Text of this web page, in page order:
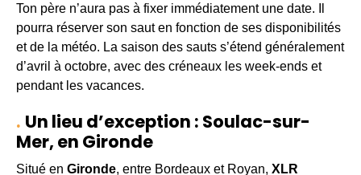
Ton père n’aura pas à fixer immédiatement une date. Il
pourra réserver son saut en fonction de ses disponibilités
et de la météo. La saison des sauts s’étend généralement
d’avril à octobre, avec des créneaux les week-ends et
pendant les vacances.
Un lieu d’exception : Soulac-sur-
Mer, en Gironde
Situé en Gironde, entre Bordeaux et Royan, XLR